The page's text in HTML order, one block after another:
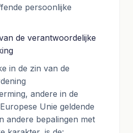
persoonlijke
de verantwoordelijke
in de zin van de
andere in de
Unie geldende
andere bepalingen met